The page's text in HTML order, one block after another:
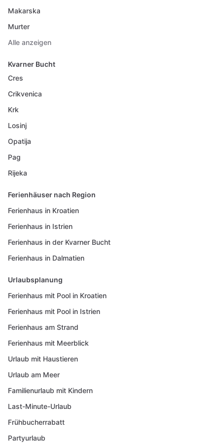
Makarska
Murter
Alle anzeigen
Kvarner Bucht
Cres
Crikvenica
Krk
Losinj
Opatija
Pag
Rijeka
Ferienhäuser nach Region
Ferienhaus in Kroatien
Ferienhaus in Istrien
Ferienhaus in der Kvarner Bucht
Ferienhaus in Dalmatien
Urlaubsplanung
Ferienhaus mit Pool in Kroatien
Ferienhaus mit Pool in Istrien
Ferienhaus am Strand
Ferienhaus mit Meerblick
Urlaub mit Haustieren
Urlaub am Meer
Familienurlaub mit Kindern
Last-Minute-Urlaub
Frühbucherrabatt
Partyurlaub